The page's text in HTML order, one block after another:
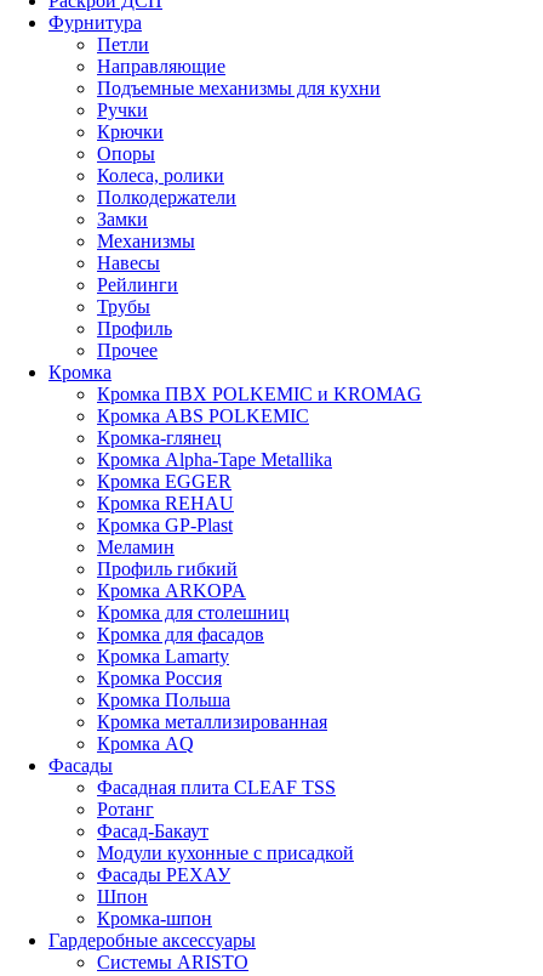
Фурнитура
Петли
Направляющие
Подъемные механизмы для кухни
Ручки
Крючки
Опоры
Колеса, ролики
Полкодержатели
Замки
Механизмы
Навесы
Рейлинги
Трубы
Профиль
Прочее
Кромка
Кромка ПВХ POLKEMIC и KROMAG
Кромка ABS POLKEMIС
Кромка-глянец
Кромка Alpha-Tape Metallika
Кромка EGGER
Кромка REHAU
Кромка GP-Plast
Меламин
Профиль гибкий
Кромка ARKOPA
Кромка для столешниц
Кромка для фасадов
Кромка Lamarty
Кромка Россия
Кромка Польша
Кромка металлизированная
Кромка AQ
Фасады
Фасадная плита CLEAF TSS
Ротанг
Фасад-Бакаут
Модули кухонные с присадкой
Фасады РЕХАУ
Шпон
Кромка-шпон
Гардеробные аксессуары
Системы ARISTO